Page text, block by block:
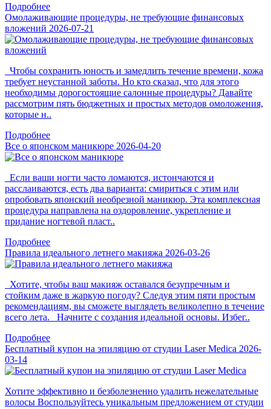
Подробнее
Омолаживающие процедуры, не требующие финансовых
вложений 2026-07-21
Чтобы сохранить юность и замедлить течение времени, кожа
требует неустанной заботы. Но кто сказал, что для этого
необходимы дорогостоящие салонные процедуры? Давайте
рассмотрим пять бюджетных и простых методов омоложения,
которые н..
Подробнее
Все о японском маникюре 2026-04-20
Если ваши ногти часто ломаются, истончаются и
расслаиваются, есть два варианта: смириться с этим или
опробовать японский необрезной маникюр. Эта комплексная
процедура направлена на оздоровление, укрепление и
придание ногтевой пласт..
Подробнее
Правила идеального летнего макияжа 2026-03-26
Хотите, чтобы ваш макияж оставался безупречным и
стойким даже в жаркую погоду? Следуя этим пяти простым
рекомендациям, вы сможете выглядеть великолепно в течение
всего лета. Начните с создания идеальной основы. Избег..
Подробнее
Бесплатный купон на эпиляцию от студии Laser Medica 2026-
03-14
Хотите эффективно и безболезненно удалить нежелательные
волосы Воспользуйтесь уникальным предложением от студии